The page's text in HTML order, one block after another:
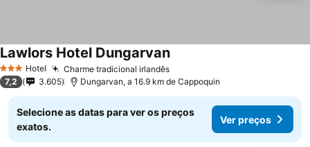
3 EstrelasHotel Charme tradicional irlandêsVer preços
Lawlors Hotel DungarvanVer preços
7,2 3.605 Dungarvan, a 16.9 km de Cappoquin
Selecione as datas para ver os preços
exatos.
Ver preços